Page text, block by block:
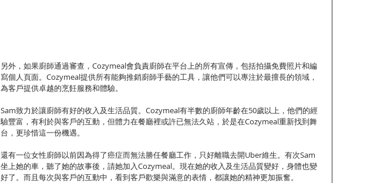
另外，如果廚師通過審查，Cozymeal會負責廚師在平台上的所有宣傳，包括拍攝免費照片和編
寫個人頁面。Cozymeal提供所有能夠推銷廚師手藝的工具，讓他們可以專注於最擅長的領域，
為客戶提供卓越的烹飪服務和體驗。
Sam致力於讓廚師有好的收入及生活品質。Cozymeal有半數的廚師年齡在50歲以上，他們的經
驗豐富，有利於與客戶的互動，但體力在餐廳裡或許已無法久站，於是在Cozymeal重新找到舞
台，更珍惜這一份機遇。
還有一位女性廚師以前因為得了癌症而無法勝任餐廳工作，只好離職去開Uber維生。有次Sam
坐上她的車，聽了她的故事後，請她加入Cozymeal。現在她的收入及生活品質變好，身體也變
好了。而且每次與客戶的互動中，看到客戶歡樂與滿意的表情，都讓她的精神更加振奮。